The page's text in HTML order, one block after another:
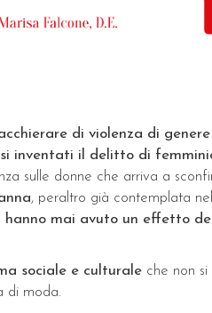
di violenza di
inventati il delitto di
sulle donne che arriva a
, peraltro già contemplata
hanno mai avuto un effetto
sociale e culturale che non
di moda.